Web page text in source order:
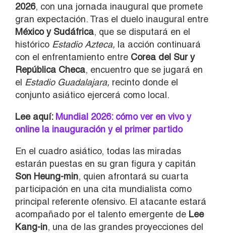
2026, con una jornada inaugural que promete
gran expectación. Tras el duelo inaugural entre
México y Sudáfrica, que se disputará en el
histórico Estadio Azteca, la acción continuará
con el enfrentamiento entre Corea del Sur y
República Checa, encuentro que se jugará en
el Estadio Guadalajara, recinto donde el
conjunto asiático ejercerá como local.
Lee aquí:Mundial 2026: cómo ver en vivo y
online la inauguración y el primer partido
En el cuadro asiático, todas las miradas
estarán puestas en su gran figura y capitán
Son Heung-min, quien afrontará su cuarta
participación en una cita mundialista como
principal referente ofensivo. El atacante estará
acompañado por el talento emergente de Lee
Kang-in, una de las grandes proyecciones del